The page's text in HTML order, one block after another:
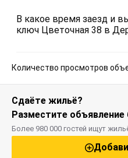
В какое время заезд и
ключ Цветочная 38 в
Количество просмотров
Сдаёте жильё?
Разместите объявление
Более 980 000 гостей ищут